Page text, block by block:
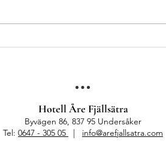
Hotell Åre Fjällsätra
Byvägen 86, 837 95 Undersåker
Tel: 0647 - 305 05 | info@arefjallsatra.com